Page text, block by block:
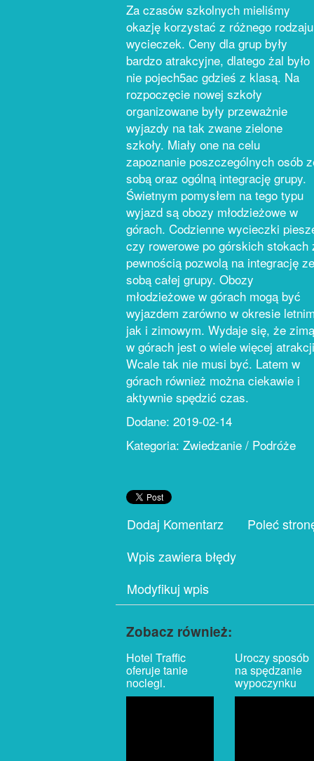
Za czasów szkolnych mieliśmy
okazję korzystać z różnego rodzaju
wycieczek. Ceny dla grup były
bardzo atrakcyjne, dlatego żal było
nie pojech5ac gdzieś z klasą. Na
rozpoczęcie nowej szkoły
organizowane były przeważnie
wyjazdy na tak zwane zielone
szkoły. Miały one na celu
zapoznanie poszczególnych osób
sobą oraz ogólną integrację grupy.
Świetnym pomysłem na tego typu
wyjazd są obozy młodzieżowe w
górach. Codzienne wycieczki
czy rowerowe po górskich stokach
pewnością pozwolą na integrację ze
sobą całej grupy. Obozy
młodzieżowe w górach mogą być
wyjazdem zarówno w okresie
jak i zimowym. Wydaje się, że zimą
w górach jest o wiele więcej
Wcale tak nie musi być. Latem w
górach również można ciekawie i
aktywnie spędzić czas.
Dodane: 2019-02-14
Kategoria: Zwiedzanie / Podróże
Dodaj Komentarz
Poleć
Wpis zawiera błędy
Modyfikuj wpis
Zobacz również:
Hotel Traffic
oferuje tanie
noclegi.
Uroczy sposób
na spędzanie
wypoczynku